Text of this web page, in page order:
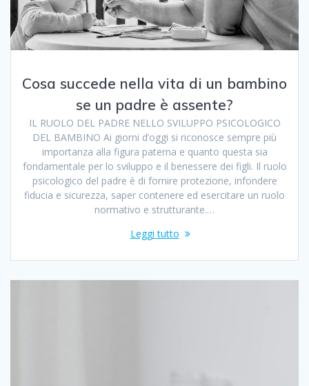
Cosa succede nella vita di un bambino
se un padre è assente?
IL RUOLO DEL PADRE NELLO SVILUPPO PSICOLOGICO
DEL BAMBINO Ai giorni d’oggi si riconosce sempre più
importanza alla figura paterna e quanto questa sia
fondamentale per lo sviluppo e il benessere dei figli. Il ruolo
psicologico del padre è di fornire protezione, infondere
fiducia e sicurezza, saper contenere ed esercitare un ruolo
normativo e strutturante.…
Leggi tutto